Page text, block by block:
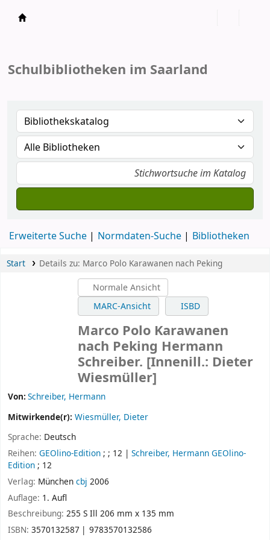
Schulbibliotheken im Saarland
Erweiterte Suche Normdaten-Suche Bibliotheken
Start Details zu: Marco Polo Karawanen nach Peking
Normale Ansicht
MARC-Ansicht
ISBD
Marco Polo Karawanen
nach Peking Hermann
Schreiber. [Innenill.: Dieter
Wiesmüller]
Von: Schreiber, Hermann
Mitwirkende(r): Wiesmüller, Dieter
Sprache: Deutsch
Reihen: GEOlino-Edition ; ; 12 | Schreiber, Hermann GEOlino-
Edition ; 12
Verlag: München cbj 2006
Auflage: 1. Aufl
Beschreibung: 255 S Ill 206 mm x 135 mm
ISBN: 3570132587
9783570132586